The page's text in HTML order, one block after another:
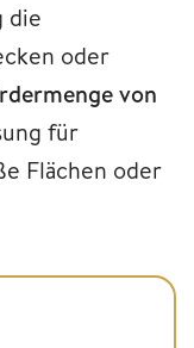
die
oder
von
für
Flächen oder